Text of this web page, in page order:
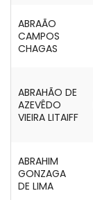
ABRAÃO
CAMPOS
CHAGAS
ABRAHÃO DE
AZEVÊDO
VIEIRA LITAIFF
ABRAHIM
GONZAGA
DE LIMA